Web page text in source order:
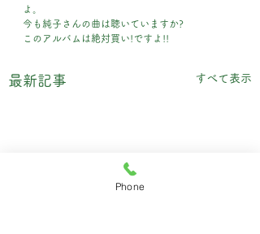
よ。
今も純子さんの曲は聴いていますか?
このアルバムは絶対買い!ですよ!!
最新記事 すべて表示
Phone